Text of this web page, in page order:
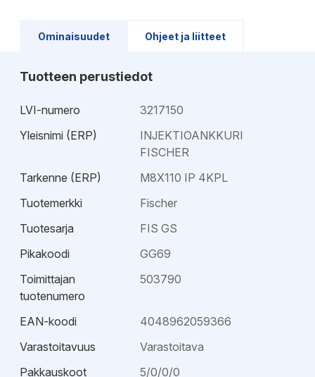
Ominaisuudet Ohjeet ja liitteet
Tuotteen perustiedot
LVI-numero
3217150
Yleisnimi (ERP)
INJEKTIOANKKURI
FISCHER
Tarkenne (ERP)
M8X110 IP 4KPL
Tuotemerkki
Fischer
Tuotesarja
FIS GS
Pikakoodi
GG69
Toimittajan
tuotenumero
503790
EAN-koodi
4048962059366
Varastoitavuus
Varastoitava
Pakkauskoot
5/0/0/0